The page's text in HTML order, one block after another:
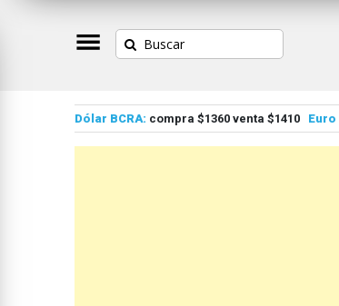
Dólar BCRA: compra $1360 venta $1410 Euro